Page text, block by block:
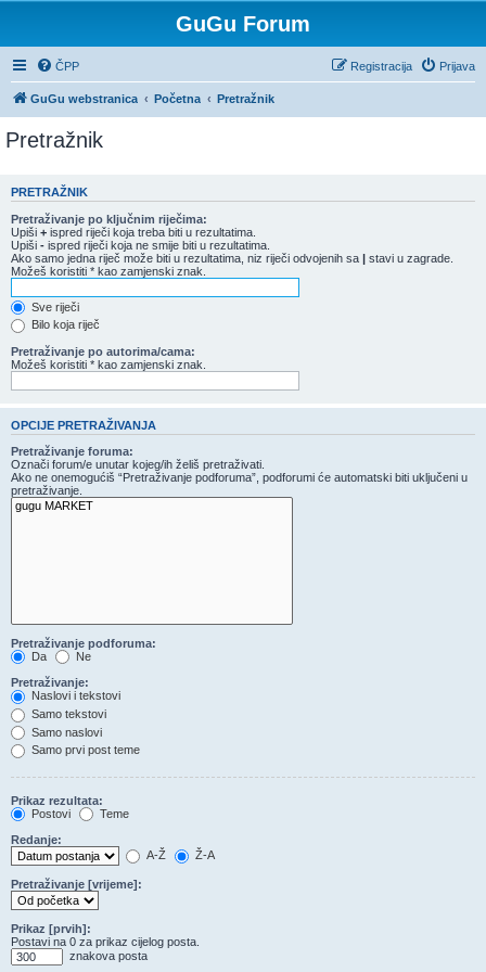
GuGu Forum
ČPP Prijava
Registracija
GuGu webstranica Početna Pretražnik
Pretražnik
PRETRAŽNIK
Pretraživanje po ključnim riječima:
Upiši + ispred riječi koja treba biti u rezultatima.
Upiši - ispred riječi koja ne smije biti u rezultatima.
Ako samo jedna riječ može biti u rezultatima, niz riječi odvojenih sa | stavi u zagrade.
Možeš koristiti * kao zamjenski znak.
Sve riječi
Bilo koja riječ
Pretraživanje po autorima/cama:
Možeš koristiti * kao zamjenski znak.
OPCIJE PRETRAŽIVANJA
Pretraživanje foruma:
Označi forum/e unutar kojeg/ih želiš pretraživati.
Ako ne onemogućiš “Pretraživanje podforuma”, podforumi će automatski biti uključeni u
pretraživanje.
Pretraživanje podforuma:
Da
Ne
Pretraživanje:
Naslovi i tekstovi
Samo tekstovi
Samo naslovi
Samo prvi post teme
Prikaz rezultata:
Postovi
Teme
Redanje:
A-Ž
Ž-A
Pretraživanje [vrijeme]:
Prikaz [prvih]:
Postavi na 0 za prikaz cijelog posta.
znakova posta